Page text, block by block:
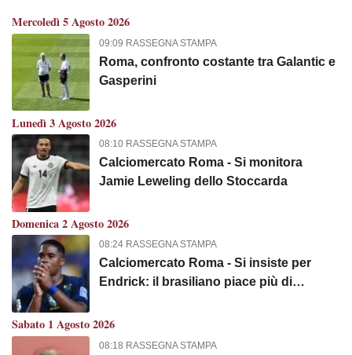
Mercoledì 5 Agosto 2026
09:09 RASSEGNA STAMPA
Roma, confronto costante tra Galantic e
Gasperini
Lunedì 3 Agosto 2026
08:10 RASSEGNA STAMPA
Calciomercato Roma - Si monitora
Jamie Leweling dello Stoccarda
Domenica 2 Agosto 2026
08:24 RASSEGNA STAMPA
Calciomercato Roma - Si insiste per
Endrick: il brasiliano piace più di
Sabato 1 Agosto 2026
08:18 RASSEGNA STAMPA